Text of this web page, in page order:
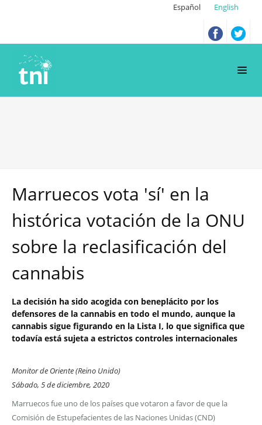
Español English
Marruecos vota 'sí' en la
histórica votación de la ONU
sobre la reclasificación del
cannabis
La decisión ha sido acogida con beneplácito por los
defensores de la cannabis en todo el mundo, aunque la
cannabis sigue figurando en la Lista I, lo que significa que
todavía está sujeta a estrictos controles internacionales
Monitor de Oriente (Reino Unido)
Sábado, 5 de diciembre, 2020
Marruecos fue uno de los países que votaron a favor de que la
Comisión de Estupefacientes de las Naciones Unidas (CND)